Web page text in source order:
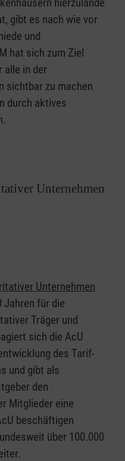
Rechte
bestätigt wurden,
die Insel
nach
zurückgezogen
Schutz der
auf dem Aventin
der Hospitaldienst,
des vergangenen
der
in aller
erfahren.
Zweiten Weltkrieges
und der
des
Chigi Albani della
des Judentums
Gottesknecht
Selbsthingabe
gibt es nach wie vor
und
hat sich zum Ziel
alle in der
sichtbar zu machen
durch aktives
Unternehmen
Unternehmen
für die
Träger und
sich die AcU
des Tarif-
und gibt als
den
Mitglieder eine
beschäftigen
über 100.000